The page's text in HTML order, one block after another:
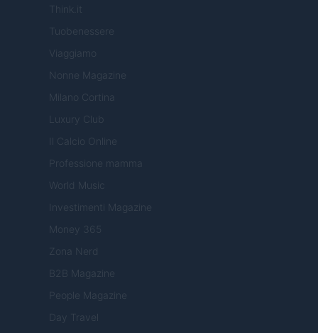
Think.it
Tuobenessere
Viaggiamo
Nonne Magazine
Milano Cortina
Luxury Club
Il Calcio Online
Professione mamma
World Music
Investimenti Magazine
Money 365
Zona Nerd
B2B Magazine
People Magazine
Day Travel